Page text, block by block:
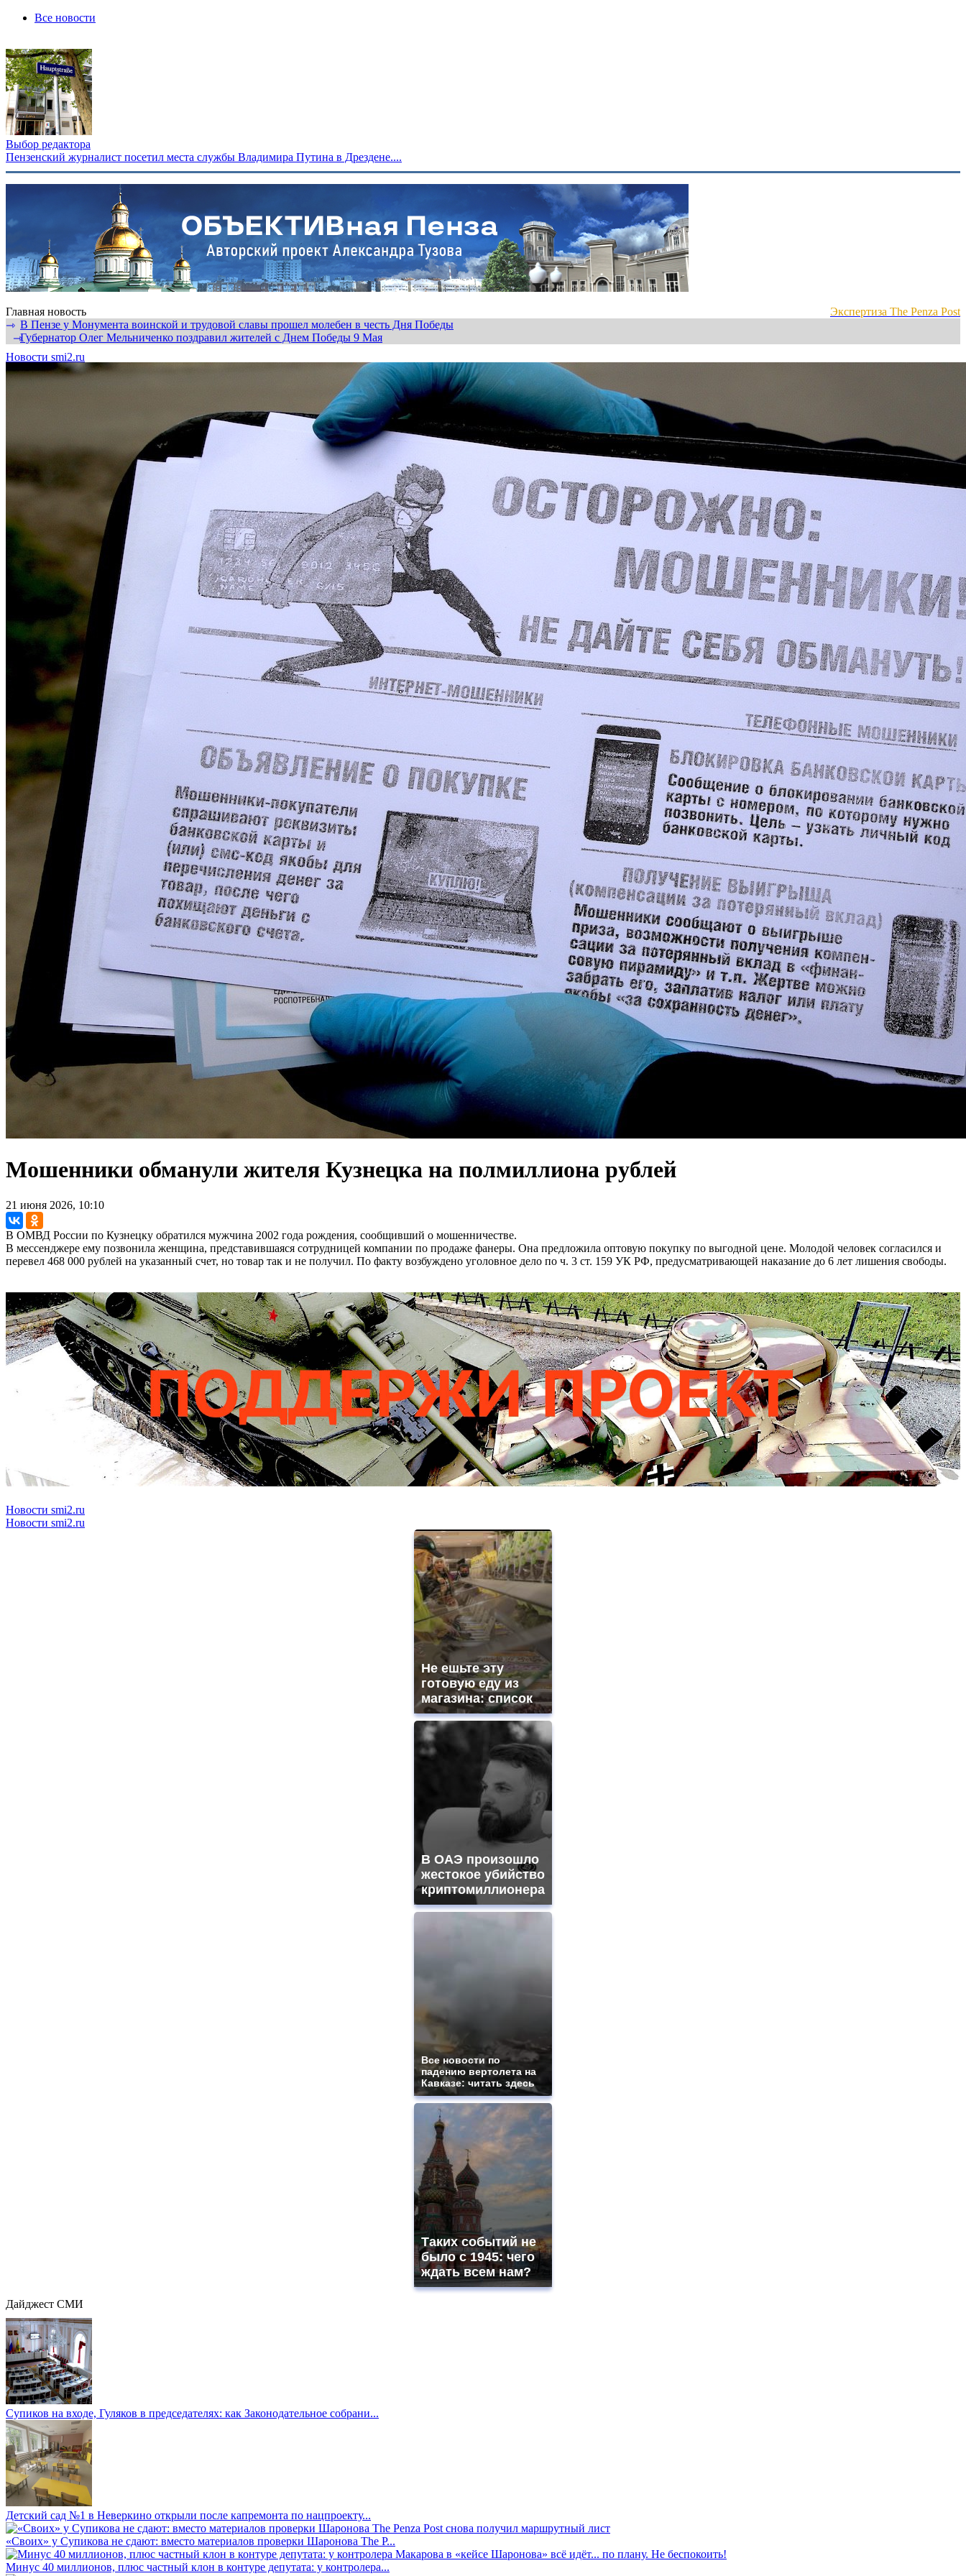
Все новости
Выбор редактора
Пензенский журналист посетил места службы Владимира Путина в Дрездене....
Главная новость
Экспертиза The Penza Post
⇾ В Пензе у Монумента воинской и трудовой славы прошел молебен в честь Дня Победы
⇾Губернатор Олег Мельниченко поздравил жителей с Днем Победы 9 Мая
Новости smi2.ru
Мошенники обманули жителя Кузнецка на полмиллиона рублей
21 июня 2026, 10:10
В ОМВД России по Кузнецку обратился мужчина 2002 года рождения, сообщивший о мошенничестве.
В мессенджере ему позвонила женщина, представившаяся сотрудницей компании по продаже фанеры. Она предложила оптовую покупку по выгодной цене. Молодой человек согласился и
перевел 468 000 рублей на указанный счет, но товар так и не получил. По факту возбуждено уголовное дело по ч. 3 ст. 159 УК РФ, предусматривающей наказание до 6 лет лишения свободы.
Новости smi2.ru
Новости smi2.ru
Не ешьте эту
готовую еду из
магазина: список
В ОАЭ произошло
жестокое убийство
криптомиллионера
Все новости по
падению вертолета на
Кавказе: читать здесь
Таких событий не
было с 1945: чего
ждать всем нам?
Дайджест СМИ
Супиков на входе, Гуляков в председателях: как Законодательное собрани...
Детский сад №1 в Неверкино открыли после капремонта по нацпроекту...
«Своих» у Супикова не сдают: вместо материалов проверки Шаронова The P...
Минус 40 миллионов, плюс частный клон в контуре депутата: у контролера...